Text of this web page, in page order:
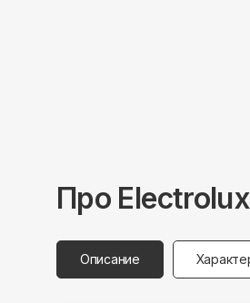
Про Electrolux
Описание